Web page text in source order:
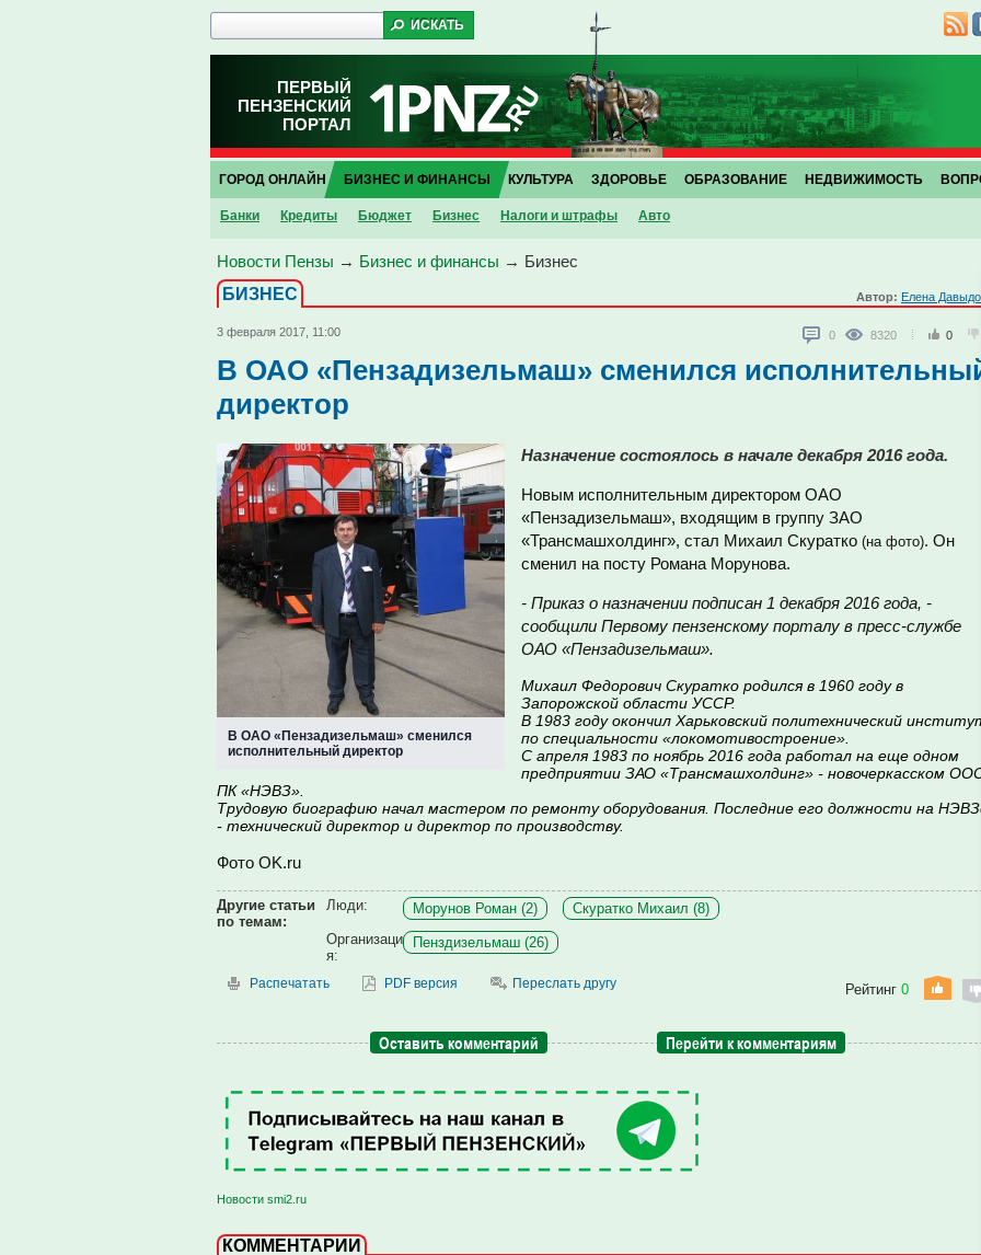
ПЕРВЫЙ
ПЕНЗЕНСКИЙ
ПОРТАЛ
ГОРОД ОНЛАЙН БИЗНЕС И ФИНАНСЫ
Банки Кредиты Бюджет Бизнес Налоги и штрафы Авто
КУЛЬТУРА ЗДОРОВЬЕ ОБРАЗОВАНИЕ НЕДВИЖИМОСТЬ
Новости Пензы → Бизнес и финансы → Бизнес
БИЗНЕС
Автор: Елена
3 февраля 2017, 11:00 0 8320 0
В ОАО «Пензадизельмаш» сменился
директор
В ОАО «Пензадизельмаш» сменился
исполнительный директор
Назначение состоялось в начале декабря 2016 года.
Новым исполнительным директором ОАО
«Пензадизельмаш», входящим в группу ЗАО
«Трансмашхолдинг», стал Михаил Скуратко (на фото). Он
сменил на посту Романа Морунова.
- Приказ о назначении подписан 1 декабря 2016 года, -
сообщили Первому пензенскому порталу в пресс-службе
ОАО «Пензадизельмаш».
Михаил Федорович Скуратко родился в 1960 году в
Запорожской области УССР.
В 1983 годуокончил Харьковский политехнический
по специальности «локомотивостроение».
С апреля 1983 по ноябрь 2016 года работал на еще одном
предприятии ЗАО «Трансмашхолдинг» - новочеркасском
ПК «НЭВЗ».
Трудовую биографию начал мастером по ремонту оборудования. Последние его должности на
- технический директор и директор по производству.
Фото OK.ru
Другие статьи
по темам:
Люди: Морунов Роман (2)
Скуратко Михаил (8)
Организаци
я:
Пенздизельмаш (26)
Распечатать PDF версия Переслать другу Рейтинг 0
Оставить комментарий Перейти к комментариям
Новости smi2.ru
КОММЕНТАРИИ